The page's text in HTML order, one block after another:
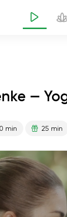
—
min 25 min